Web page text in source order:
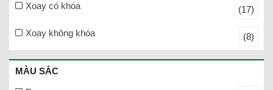
Xoay có khóa (17)
Xoay không khóa (8)
MÀU SẮC